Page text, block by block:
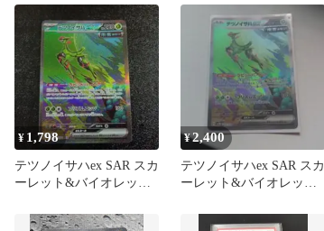
¥ 1,798
テツノイサハex SAR スカ
ーレット&バイオレット
ャ…
¥2,400
テツノイサハex SAR スカ
ーレット&バイオレット
ャ…